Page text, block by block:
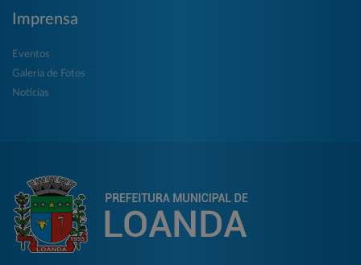
Imprensa
Eventos
Galeria de Fotos
Notícias